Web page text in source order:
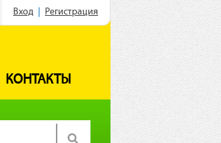
Вход Регистрация
КОНТАКТЫ